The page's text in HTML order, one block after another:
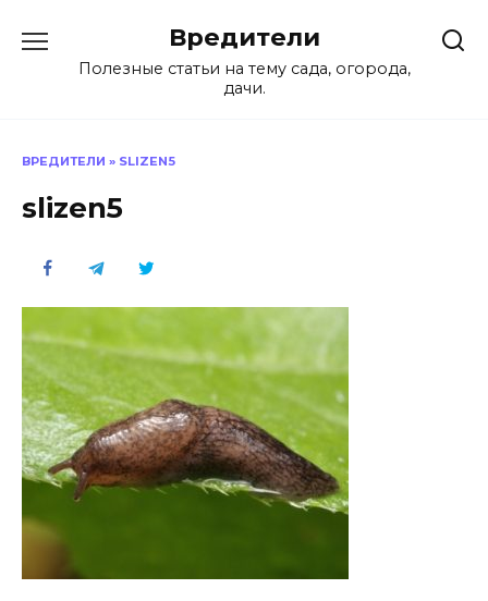
содержанию
Вредители
Полезные статьи на тему сада, огорода,
дачи.
ВРЕДИТЕЛИ » SLIZEN5
slizen5